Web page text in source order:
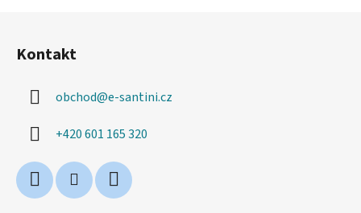
Kontakt
obchod@e-santini.cz
+420 601 165 320